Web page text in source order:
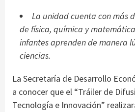
La unidad cuenta con más
de física, química y
infantes aprenden de manera
ciencias.
La Secretaría de Desarrollo
a conocer que el “Tráiler de
Tecnología e Innovación”